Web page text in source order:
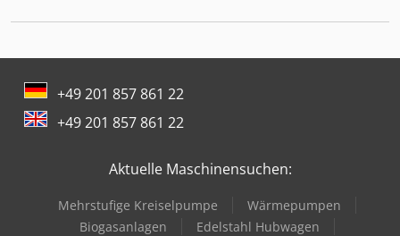
Gerät weitere Stapler und Lagertechnikgeräte an. Unsere
finden uns auch unter hsr-gabelstapler Selbstverständlich
kaufen wir auch Ihren Gebrauchten an, auch ohne dass
Sie ein Fahrzeug bei uns erwerben. Mietkauf &
möglich. Wir beraten Sie gerne kompetent und ausführlich
zu unseren Fahrzeugen.
+49 201 857 861 22
+49 201 857 861 22
Aktuelle Maschinensuchen:
Mehrstufige Kreiselpumpe
Wärmepumpen
Biogasanlagen
Edelstahl Hubwagen